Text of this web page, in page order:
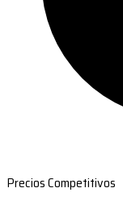
Precios Competitivos